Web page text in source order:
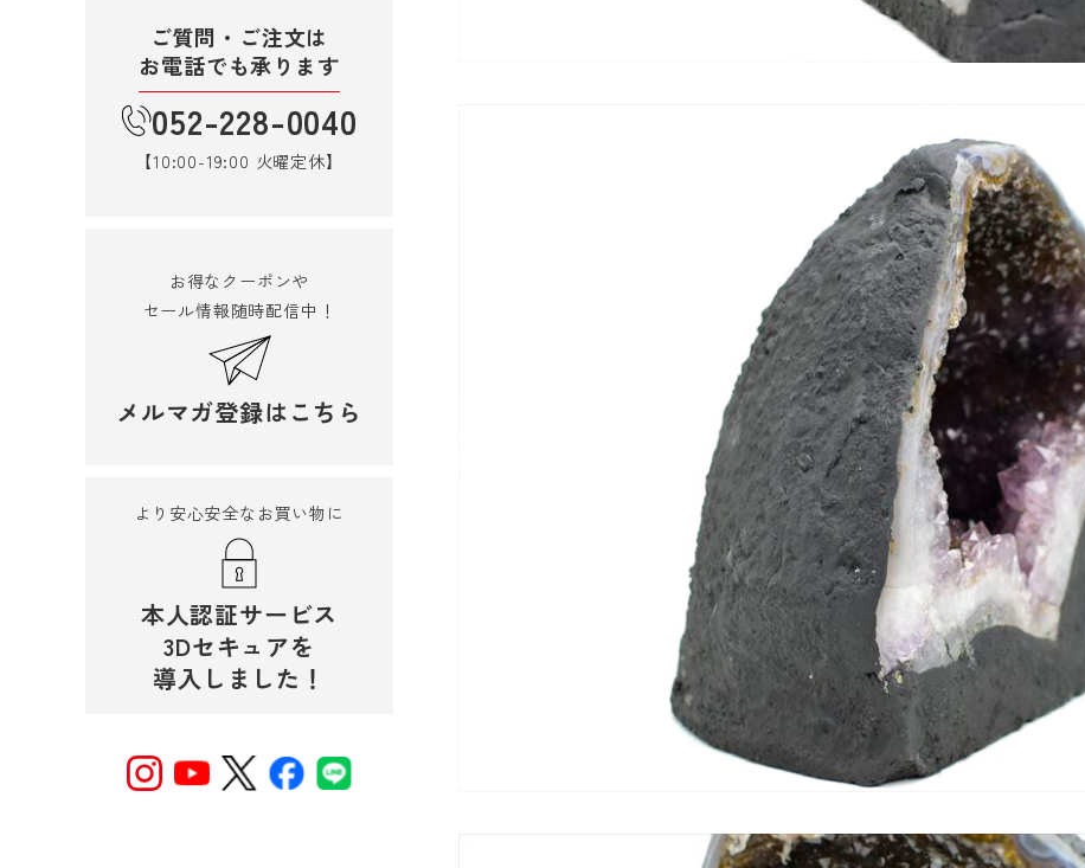
ご質問・ご注文は
お電話でも承ります
052-228-0040
【10:00-19:00 火曜定休】
お得なクーポンや
セール情報随時配信中！
メルマガ登録はこちら
より安心安全なお買い物に
本人認証サービス
3Dセキュアを
導入しました！